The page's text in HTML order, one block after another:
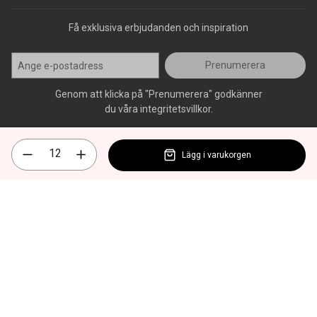
Få exklusiva erbjudanden och inspiration
Prenumerera
Genom att klicka på "Prenumerera" godkänner
du våra integritetsvillkor.
Lägg i varukorgen